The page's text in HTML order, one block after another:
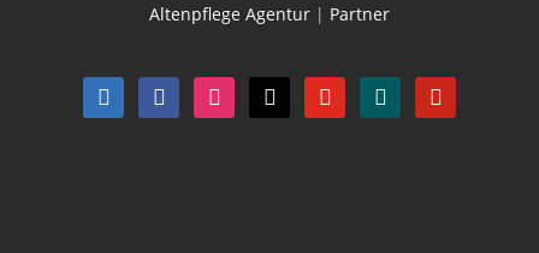
Altenpflege Agentur | Partner
linkedin facebook instagram youtube xing pinterest